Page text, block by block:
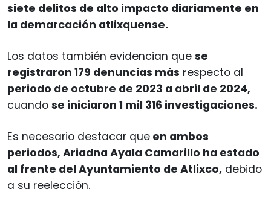
siete delitos de alto impacto diariamente en
la demarcación atlixquense.
Los datos también evidencian que se
registraron 179 denuncias más respecto al
periodo de octubre de 2023 a abril de 2024,
cuando se iniciaron 1 mil 316 investigaciones.
Es necesario destacar que en ambos
periodos, Ariadna Ayala Camarillo ha estado
al frente del Ayuntamiento de Atlixco, debido
a su reelección.